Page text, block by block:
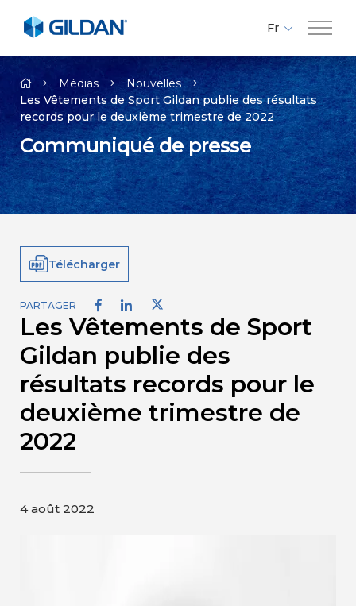
Compagnie
Marques
Investisseurs
Médias
Carrières
Contact
Page d’accueil de Gildan et
HanesBrands
Fr
En
Es
Médias
Nouvelles
Les Vêtements de Sport Gildan publie des résultats
records pour le deuxième trimestre de 2022
Communiqué de presse
Télécharger
PARTAGER
Les Vêtements de Sport
Gildan publie des
résultats records pour le
deuxième trimestre de
2022
4 août 2022